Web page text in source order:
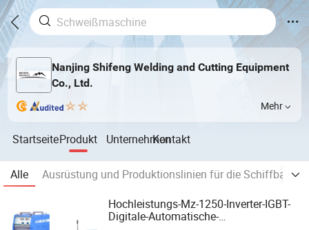
Nanjing Shifeng Welding and Cutting Equipment
Co., Ltd.
Mehr
StartseiteProdukt UnternehmenKontakt
Alle
Ausrüstung und Produktionslinien für die
Hochleistungs-Mz-1250-Inverter-IGBT-
Digitale-Automatische-